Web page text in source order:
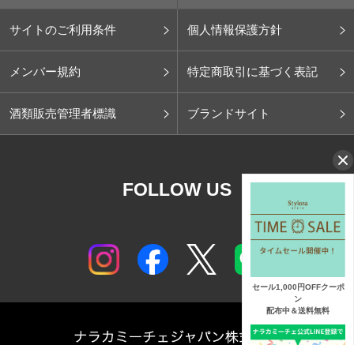
サイトのご利用条件 個人情報保護方針
メンバー規約 特定商取引に基づく表記
酒類販売管理者標識 ブランドサイト
FOLLOW US
セール1,000円OFFクーポ
ン
配布中＆送料無料